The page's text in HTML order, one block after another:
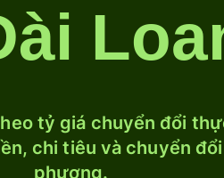
tỷ giá chuyển đổi
chi tiêu và chuyển
phương.